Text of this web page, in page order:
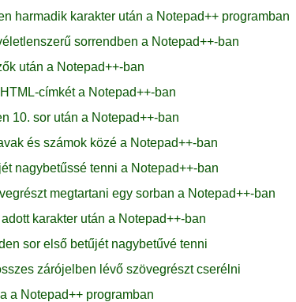
harmadik karakter után a Notepad++ programban
sorrendben a Notepad++-ban
után a Notepad++-ban
címkét a Notepad++-ban
10. sor után a Notepad++-ban
és számok közé a Notepad++-ban
nagybetűssé tenni a Notepad++-ban
megtartani egy sorban a Notepad++-ban
karakter után a Notepad++-ban
sor első betűjét nagybetűvé tenni
zárójelben lévő szövegrészt cserélni
a Notepad++ programban